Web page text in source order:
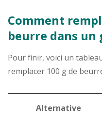
Comment
beurre dans un
Pour finir, voici un
remplacer 100 g de
Alternative